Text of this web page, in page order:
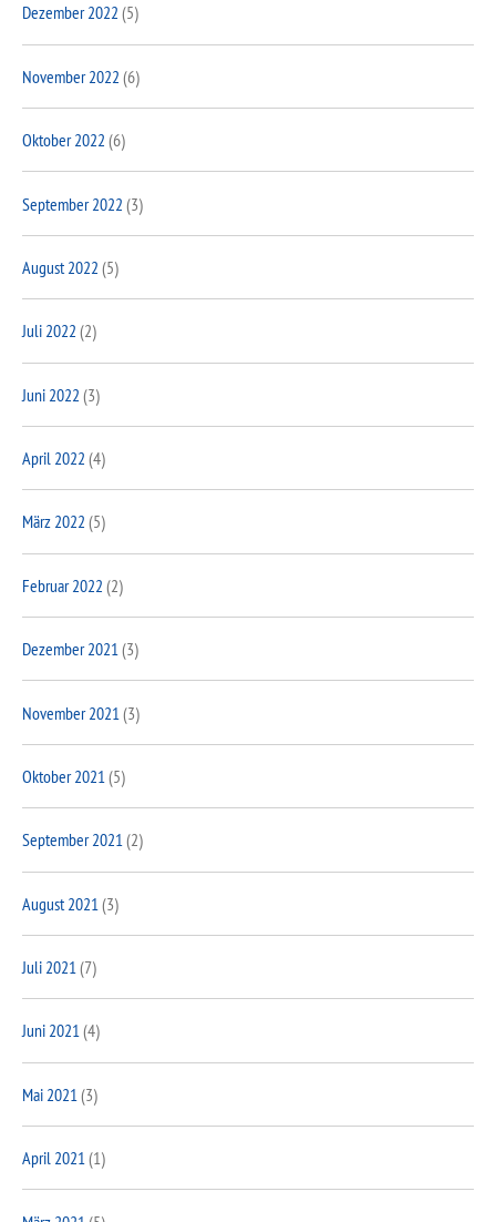
Dezember 2022 (5)
November 2022 (6)
Oktober 2022 (6)
September 2022 (3)
August 2022 (5)
Juli 2022 (2)
Juni 2022 (3)
April 2022 (4)
März 2022 (5)
Februar 2022 (2)
Dezember 2021(3)
November 2021 (3)
Oktober 2021 (5)
September 2021(2)
August 2021 (3)
Juli 2021(7)
Juni 2021(4)
Mai 2021 (3)
April 2021(1)